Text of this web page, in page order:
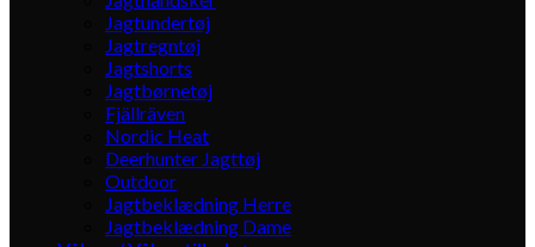
Jagtundertøj
Jagtregntøj
Jagtshorts
Jagtbørnetøj
Fjällräven
Nordic Heat
Deerhunter Jagttøj
Outdoor
Jagtbeklædning Herre
Jagtbeklædning Dame